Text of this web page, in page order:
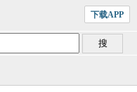
下载APP